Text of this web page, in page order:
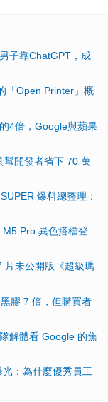
子靠ChatGPT，成
「Open Printer」概
4倍，Google與蘋果
幫開發者省下 70 萬
爆料總整理：
Pro 異色搭檔登
片未公開版《超級瑪
膠 7 倍，但購買者
解體看 Google 的焦
：為什麼優秀員工